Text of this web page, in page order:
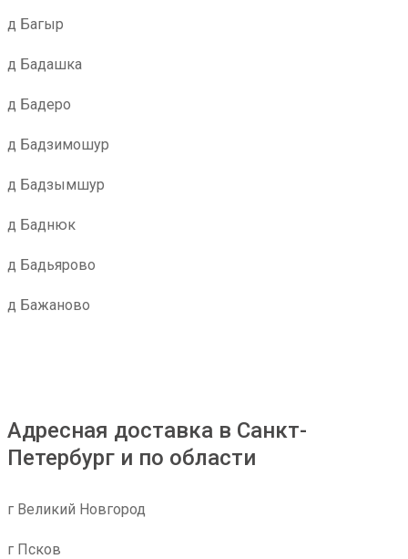
д Багыр
д Бадашка
д Бадеро
д Бадзимошур
д Бадзымшур
д Баднюк
д Бадьярово
д Бажаново
Адресная доставка в Санкт-
Петербург и по области
г Великий Новгород
г Псков